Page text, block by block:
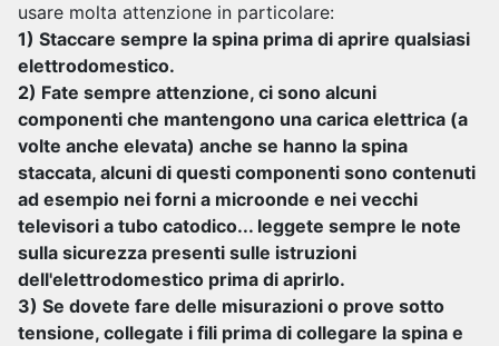
usare molta attenzione in particolare:
1) Staccare sempre la spina prima di aprire qualsiasi
elettrodomestico.
2) Fate sempre attenzione, ci sono alcuni
componenti che mantengono una carica elettrica (a
volte anche elevata) anche se hanno la spina
staccata, alcuni di questi componenti sono contenuti
ad esempio nei forni a microonde e nei vecchi
televisori a tubo catodico... leggete sempre le note
sulla sicurezza presenti sulle istruzioni
dell'elettrodomestico prima di aprirlo.
3) Se dovete fare delle misurazioni o prove sotto
tensione, collegate i fili prima di collegare la spina e